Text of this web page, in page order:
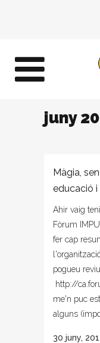
juny
Màgia,
educació
Ahir vaig
Fòrum
fer cap
pogueu
http://
me'n puc
alguns
30 juny,